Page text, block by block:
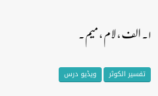
۱۔ الف ، لام ، میم۔
تفسیر الکوثر ویڈیو درس